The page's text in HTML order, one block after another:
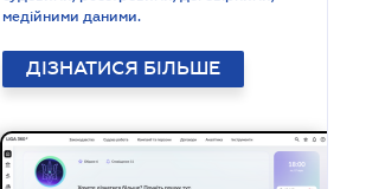
медійними даними.
ДІЗНАТИСЯ БІЛЬШЕ